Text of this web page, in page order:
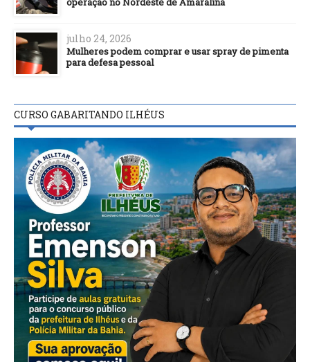
julho 24, 2026
Mulheres podem comprar e usar spray de pimenta
para defesa pessoal
CURSO GABARITANDO ILHÉUS